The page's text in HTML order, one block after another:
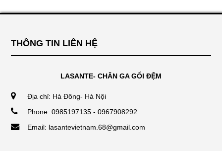
THÔNG TIN LIÊN HỆ
LASANTE- CHĂN GA GỐI ĐỆM
Địa chỉ: Hà Đông- Hà Nội
Phone: 0985197135 - 0967908292
Email: lasantevietnam.68@gmail.com